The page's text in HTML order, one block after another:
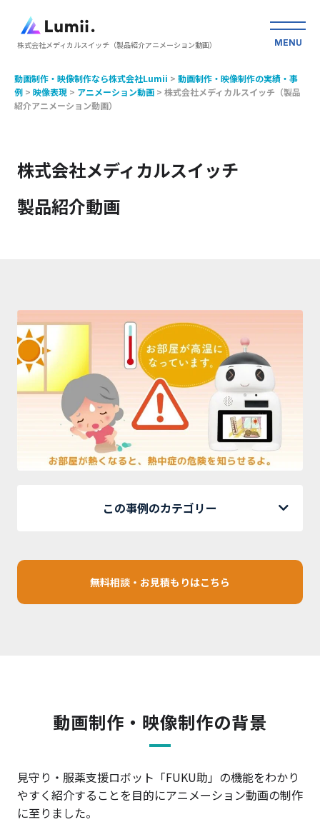
株式会社メディカルスイッチ（製品紹介アニメーション動画） MENU
動画制作・映像制作なら株式会社Lumii > 動画制作・映像制作の実績・事
例 > 映像表現 > アニメーション動画 > 株式会社メディカルスイッチ（製品
紹介アニメーション動画）
株式会社メディカルスイッチ
製品紹介動画
この事例のカテゴリー
無料相談・お見積もりはこちら
動画制作・映像制作の背景
見守り・服薬支援ロボット「FUKU助」の機能をわかり
やすく紹介することを目的にアニメーション動画の制作
に至りました。